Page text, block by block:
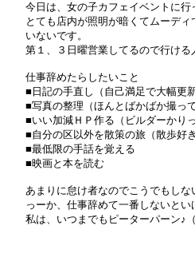
今日は、女の子カフェイベントに行
とても店内が照明が暗くてムーデ
いないです。
第１、３日曜営業してるので行け
仕事辞めたらしたいこと
■日記の手直し（自己満足で大幅更
■写真の整理（ほんとばかばか撮っ
■いい加減ＨＰ作る（ビルダーかり
■自分の区以外を散策の旅（散歩好
■最低限の手話を覚える
■映画と本を読む
あまりに怠け者なのでこうでもし
っーか、仕事辞めて一番しないと
私は、いつまでもピーターパーン♪